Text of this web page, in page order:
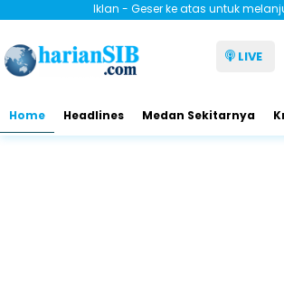
Iklan - Geser ke atas untuk
LIVE
Home Headlines Medan Sekitarnya